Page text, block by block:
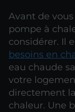
Avant de
pompe à
considérer. Il
besoins en
eau chaude
votre
directement
chaleur. Une